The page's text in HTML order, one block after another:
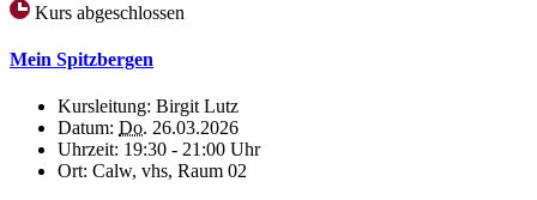
Kurs abgeschlossen
Mein Spitzbergen
Kursleitung: Birgit Lutz
Datum: Do. 26.03.2026
Uhrzeit: 19:30 - 21:00 Uhr
Ort: Calw, vhs, Raum 02